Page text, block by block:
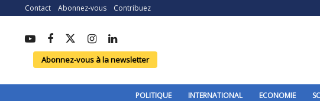
Contact Abonnez-vous Contribuez
Abonnez-vous à la newsletter
POLITIQUE INTERNATIONAL ECONOMIE